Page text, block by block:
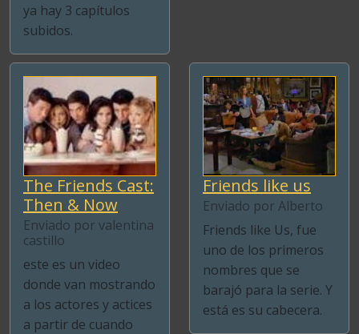
ya hay 3 capítulos
subidos.
The Friends Cast:
Then & Now
Enviado por valentina
castillo
este es un video
donde van mostrando
a los actores y actices
a partir de cuando
Friends like us
Enviado por Alberto
Friends like Us, fue
uno de los primeros
nombres que se
barajó para la serie. Y
está es su cabecera.